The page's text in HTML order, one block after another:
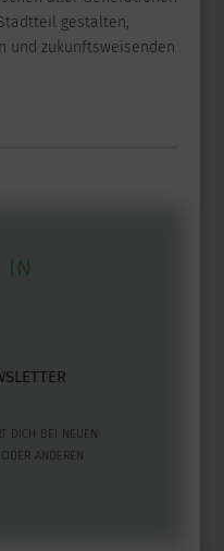
gestalten,
und zukunftsweisenden
bei neuen
anderen